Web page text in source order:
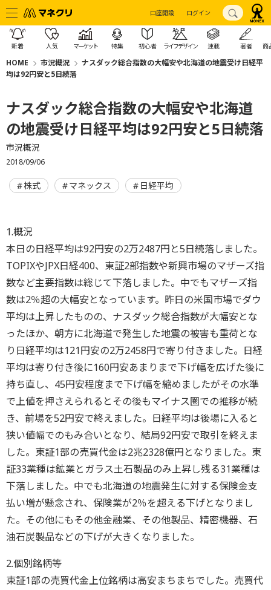
口座開設 ログイン
新着 人気 マーケット 特集 初心者 ライフデザイン 連載 著者 商
HOME 市況概況
ナスダック総合指数の大幅安や北海道の地震受け日経平
均は92円安と5日続落
ナスダック総合指数の大幅安や北海道
の地震受け日経平均は92円安と5日続落
市況概況
2018/09/06
株式 マネックス 日経平均
1.概況
本日の日経平均は92円安の2万2487円と5日続落しました。
TOPIXやJPX日経400、東証2部指数や新興市場のマザーズ指
数など主要指数は総じて下落しました。中でもマザーズ指
数は2％超の大幅安となっています。昨日の米国市場でダウ
平均は上昇したものの、ナスダック総合指数が大幅安とな
ったほか、朝方に北海道で発生した地震の被害も重荷とな
り日経平均は121円安の2万2458円で寄り付きました。日経
平均は寄り付き後に160円安あまりまで下げ幅を広げた後に
持ち直し、45円安程度まで下げ幅を縮めましたがその水準
で上値を押さえられるとその後もマイナス圏での推移が続
き、前場を52円安で終えました。日経平均は後場に入ると
狭い値幅でのもみ合いとなり、結局92円安で取引を終えま
した。東証1部の売買代金は2兆2328億円となりました。東
証33業種は鉱業とガラス土石製品のみ上昇し残る31業種は
下落しました。中でも北海道の地震発生に対する保険金支
払い増が懸念され、保険業が2％を超える下げとなりまし
た。その他にもその他金融業、その他製品、精密機器、石
油石炭製品などの下げが大きくなりました。
2.個別銘柄等
東証1部の売買代金上位銘柄は高安まちまちでした。売買代